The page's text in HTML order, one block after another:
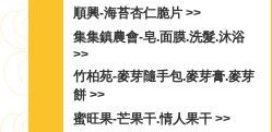
順興-海苔杏仁脆片 >>
集集鎮農會-皂.面膜.洗髮.沐浴
>>
竹柏苑-麥芽隨手包.麥芽膏.麥芽
餅 >>
蜜旺果-芒果干.情人果干 >>